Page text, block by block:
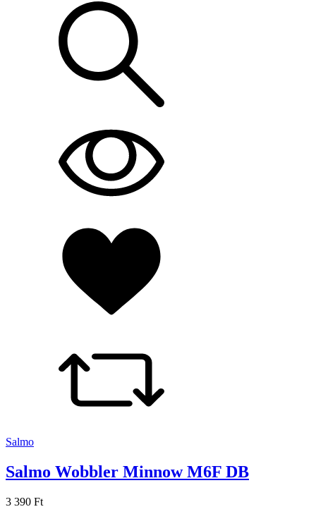
Salmo
Salmo Wobbler Minnow M6F DB
3 390 Ft